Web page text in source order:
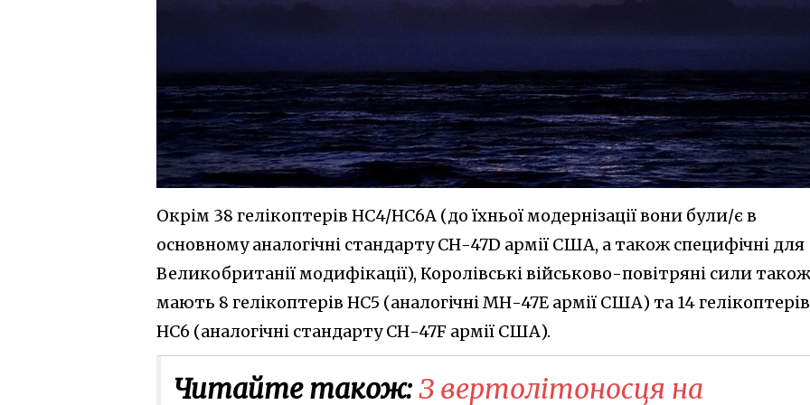
Окрім 38 гелікоптерів НС4/НС6А (до їхньої модернізації вони були/є в
основному аналогічні стандарту СН-47D армії США, а також специфічні для
Великобританії модифікації), Королівські військово-повітряні сили також
мають 8 гелікоптерів НС5 (аналогічні МН-47Е армії США) та 14 гелікоптерів
НС6 (аналогічні стандарту СН-47F армії США).
Читайте також:З вертолітоносця на